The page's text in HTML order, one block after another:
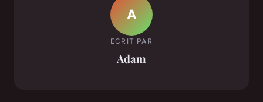
A
ECRIT PAR
Adam